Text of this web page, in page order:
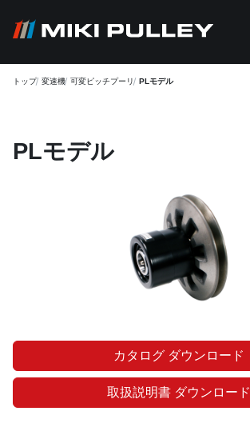
トップ 変速機 可変ピッチプーリ PLモデル
PLモデル
カタログ ダウンロード
取扱説明書 ダウンロード